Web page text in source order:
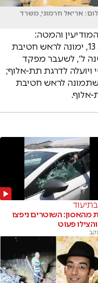
אריאל חרמוני, משרד
והמטה:
תת-אלוף א׳, לשעבר מפקד שייטת 13, ימונה לראש חטיבת
ל׳, לשעבר מפקד
ראשי ויועלה לדרגת תת-אלוף;
שתמונה לראש חטיבת
אלוף.
מהאסון: השוטרים ניפצו
והצילו פעוט